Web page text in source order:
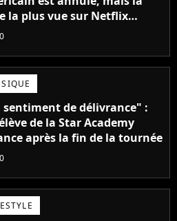
la plus vue sur Netflix
avoir une version
sentiment de délivrance" :
de la Star Academy
après la fin de la tournée